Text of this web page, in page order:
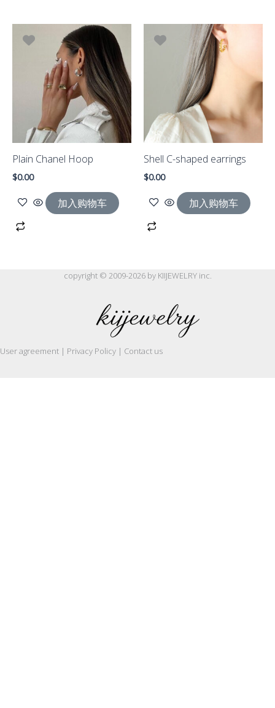
Plain Chanel Hoop
$0.00
加入购物车
Shell C-shaped earrings
$0.00
加入购物车
copyright © 2009-2026 by KIIJEWELRY inc.
User agreement | Privacy Policy | Contact us